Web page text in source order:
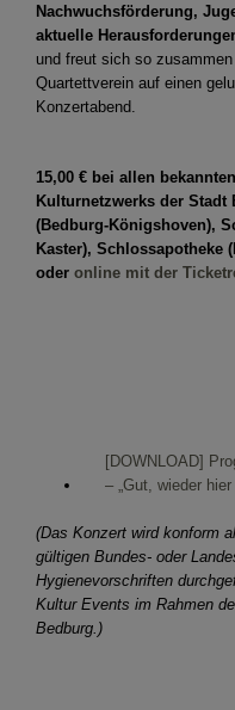
Nachwuchsförderung,
aktuelle
und freut sich so
Quartettverein auf einen
Konzertabend.
15,00 € bei allen
Kulturnetzwerks der
(Bedburg-Königshoven),
Kaster), Schlossapotheke
oder online mit der
[DOWNLOAD]
– „Gut, wieder
(Das Konzert wird konform
gültigen Bundes- oder
Hygienevorschriften
Kultur Events im Rahmen
Bedburg.)